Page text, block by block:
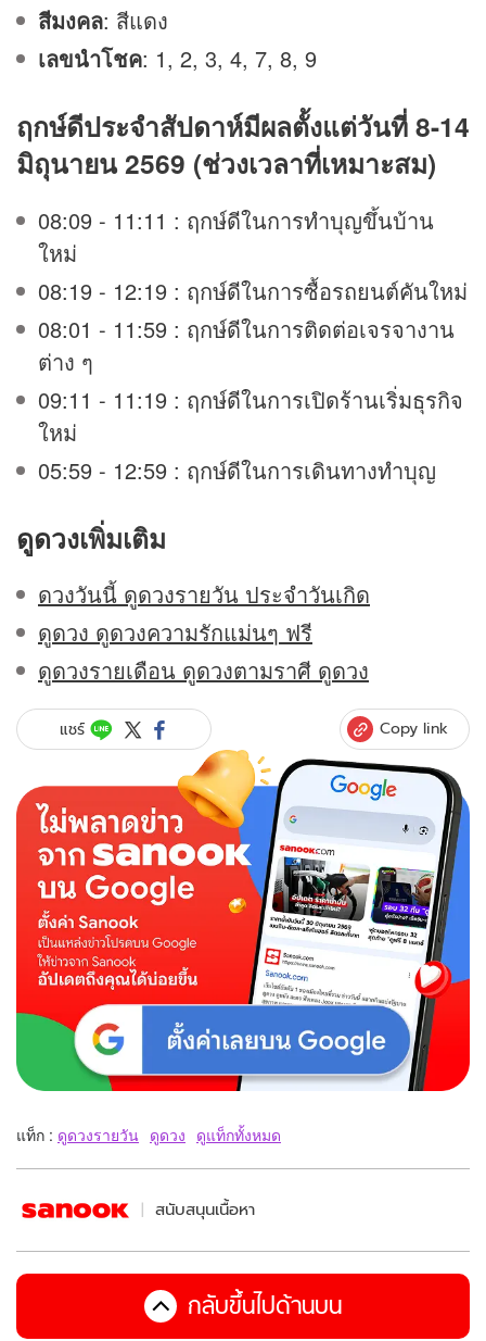
สีมงคล: สีแดง
เลขนำโชค: 1, 2, 3, 4, 7, 8, 9
ฤกษ์ดีประจำสัปดาห์มีผลตั้งแต่วันที่ 8-14
มิถุนายน 2569 (ช่วงเวลาที่เหมาะสม)
08:09 - 11:11 : ฤกษ์ดีในการทำบุญขึ้นบ้าน
ใหม่
08:19 - 12:19 : ฤกษ์ดีในการซื้อรถยนต์คันใหม่
08:01 - 11:59 : ฤกษ์ดีในการติดต่อเจรจางาน
ต่าง ๆ
09:11 - 11:19 : ฤกษ์ดีในการเปิดร้านเริ่มธุรกิจ
ใหม่
05:59 - 12:59 : ฤกษ์ดีในการเดินทางทำบุญ
ดูดวงเพิ่มเติม
ดวงวันนี้ ดูดวงรายวัน ประจำวันเกิด
ดูดวง ดูดวงความรักแม่นๆ ฟรี
ดูดวงรายเดือน ดูดวงตามราศี ดูดวง
แชร์ Copy link
แท็ก : ดูดวงรายวัน ดูดวง ดูแท็กทั้งหมด
สนับสนุนเนื้อหา
กลับขึ้นไปด้านบน